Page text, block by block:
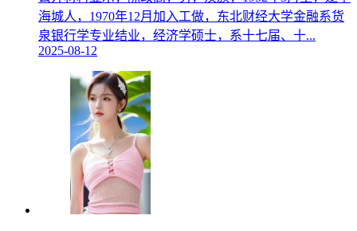
海城人，1970年12月加入工做，东北财经大学金融系货
泉银行学专业结业，经济学硕士，系十七届、十...
2025-08-12